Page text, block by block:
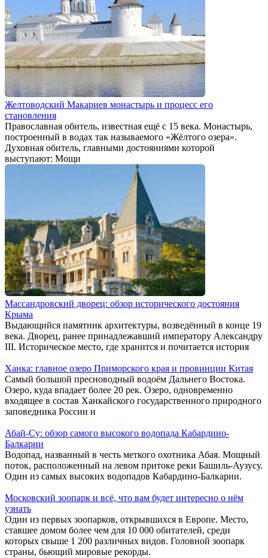
Желтоводский Макариев монастырь и процесс его
становления
Православная обитель, известная ещё с 15 века. Монастырь,
построенный в водах так называемого «Жёлтого озера».
Духовная обитель, главными достояниями которой
выступают: Мощи
Массандровский дворец: обзор исторического достояния
Крыма
Выдающийся памятник архитектуры, возведённый в конце 19
века. Дворец, ранее принадлежавший императору Александру
III. Историческое место, где хранится и почитается история
Ханка: главное озеро Приморского края и провинции Китая
Самый большой пресноводный водоём Дальнего Востока.
Озеро, куда впадает более 20 рек. Озеро, одновременно
входящее в состав Ханкайского государственного природного
заповедника России и
Абай-Су: обзор самого высокого водопада Кабардино-
Балкарии
Водопад, названный в честь меткого охотника Абая. Мощный
поток, расположенный на левом притоке реки Башиль-Аузусу.
Один из самых высоких водопадов Кабардино-Балкарии.
Московский зоопарк и всё, что вам будет интересно о нём
узнать
Один из первых зоопарков, открывшихся в Европе. Место,
ставшее домом более чем для 10 000 обитателей, среди
которых свыше 1 200 различных видов. Головной зоопарк
страны, бьющий мировые рекорды.